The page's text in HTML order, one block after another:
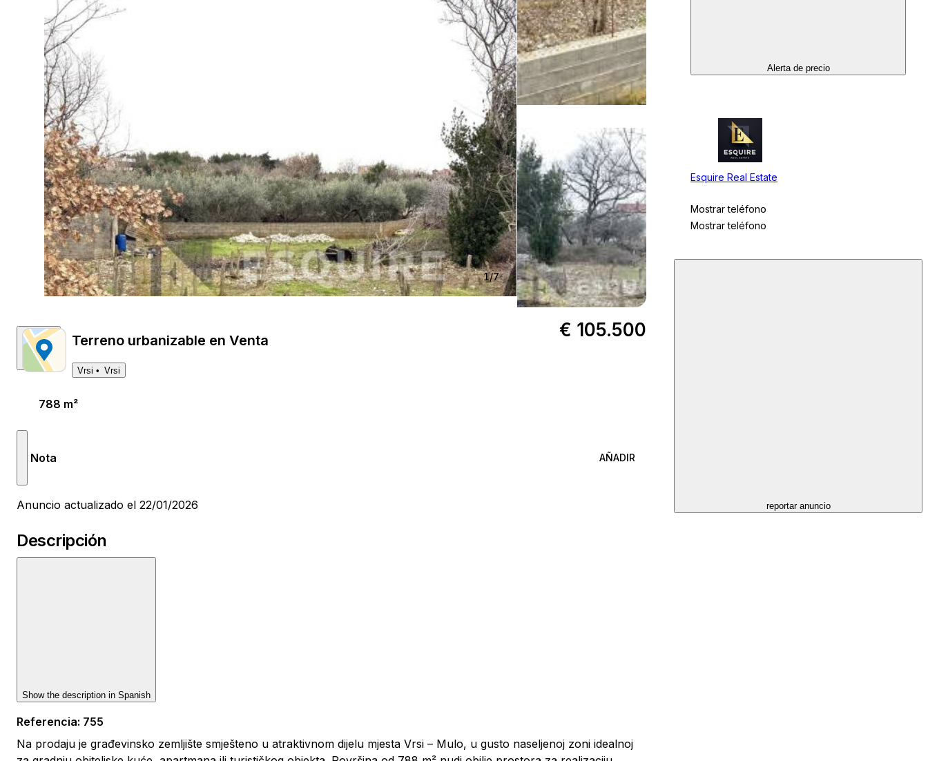
1/7
Terreno urbanizable en Venta
Vrsi Vrsi
€ 105.500
788 m²
Nota AÑADIR
Anuncio actualizado el 22/01/2026
Descripción
Show the description in Spanish
Referencia: 755
Na prodaju je građevinsko zemljište smješteno u atraktivnom dijelu mjesta Vrsi – Mulo, u gusto naseljenoj zoni idealnoj
Alerta de precio
Esquire Real Estate
Mostrar teléfono
Mostrar teléfono
reportar anuncio